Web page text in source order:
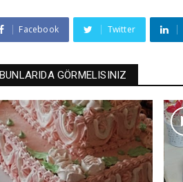
Facebook Twitter
BUNLARIDA GÖRMELISINIZ